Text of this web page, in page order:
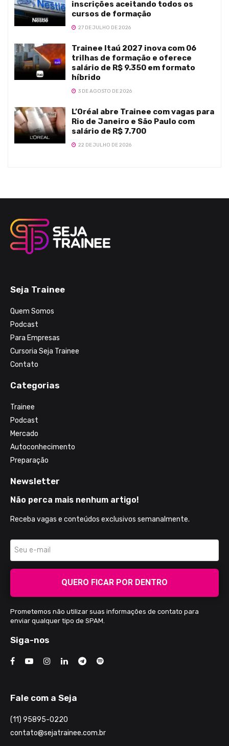
inscrições aceitando todos os
cursos de formação
27 DE JULHO DE 2026
Trainee Itaú 2027 inova com 06
trilhas de formação e oferece
salário de R$ 9.350 em formato
híbrido
3 DE AGOSTO DE 2026
L’Oréal abre Trainee com vagas para
Rio de Janeiro e São Paulo com
salário de R$ 7.700
22 DE JULHO DE 2026
Seja Trainee
Quem Somos
Podcast
Para Empresas
Cursoria Seja Trainee
Contato
Categorias
Trainee
Podcast
Mercado
Autoconhecimento
Preparação
Newsletter
Não perca mais nenhum artigo!
Receba vagas e conteúdos exclusivos semanalmente.
QUERO FICAR POR DENTRO
Prometemos não utilizar suas informações de contato para
enviar qualquer tipo de SPAM.
Siga-nos
Fale com a Seja
(11) 95895-0220
contato@sejatrainee.com.br